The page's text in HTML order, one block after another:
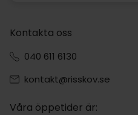
Kontakta oss
040 611 6130
kontakt@risskov.se
Våra öppetider är: